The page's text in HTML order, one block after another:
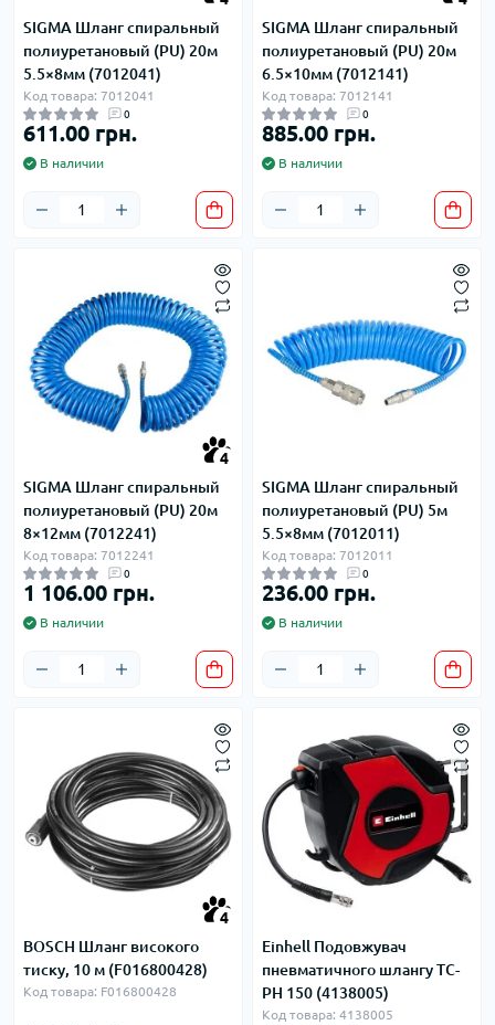
SIGMA Шланг спиральный
полиуретановый (PU) 20м
5.5×8мм (7012041)
Код товара: 7012041
0
611.00 грн.
В наличии
SIGMA Шланг спиральный
полиуретановый (PU) 20м
6.5×10мм (7012141)
Код товара: 7012141
0
885.00 грн.
В наличии
4
SIGMA Шланг спиральный
полиуретановый (PU) 20м
8×12мм (7012241)
Код товара: 7012241
0
1 106.00 грн.
В наличии
SIGMA Шланг спиральный
полиуретановый (PU) 5м
5.5×8мм (7012011)
Код товара: 7012011
0
236.00 грн.
В наличии
4
BOSCH Шланг високого
тиску, 10 м (F016800428)
Код товара: F016800428
Einhell Подовжувач
пневматичного шлангу TC-
PH 150 (4138005)
Код товара: 4138005